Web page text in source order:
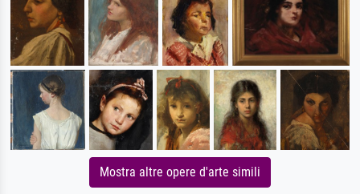
Mostra altre opere d'arte simili